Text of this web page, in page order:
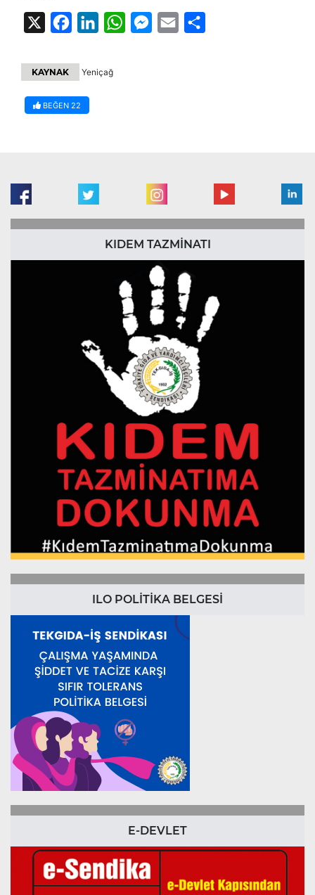
FacebookLinkedInWhatsAppMessenger
Email
KAYNAK Yeniçağ
BEĞEN 22
KIDEM TAZMİNATI
ILO POLİTİKA BELGESİ
E-DEVLET